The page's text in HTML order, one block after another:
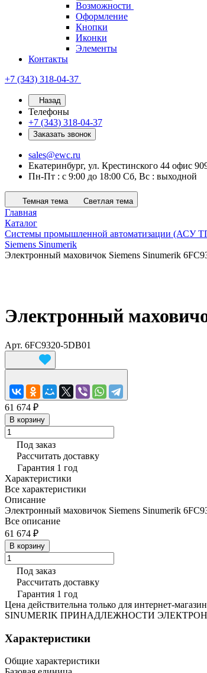
Возможности
Оформление
Кнопки
Иконки
Элементы
Контакты
+7 (343) 318-04-37
Назад
Телефоны
+7 (343) 318-04-37
Заказать звонок
sales@ewc.ru
Екатеринбург, ул. Крестинского 44 офис
Пн-Пт : с 9:00 до 18:00 Сб, Вс : выходной
Темная тема Светлая тема
Главная
Каталог
Системы промышленной автоматизации (АСУ
Siemens Sinumerik
Электронный маховичок Siemens Sinumerik
Электронный
Арт. 6FC9320-5DB01
61 674 ₽
В корзину
Под заказ
Рассчитать доставку
Гарантия 1 год
Характеристики
Все характеристики
Описание
Электронный маховичок Siemens Sinumerik
Все описание
61 674 ₽
В корзину
Под заказ
Рассчитать доставку
Гарантия 1 год
Цена действительна только для интернет-
SINUMERIK ПРИНАДЛЕЖНОСТИ
Характеристики
Общие характеристики